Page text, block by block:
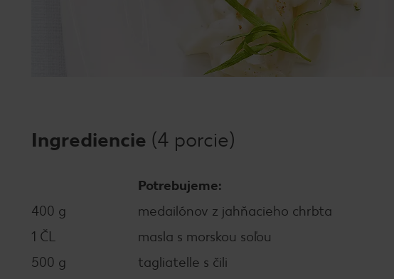
Ingrediencie (4 porcie)
Potrebujeme:
400 g
medailónov z jahňacieho chrbta
1 ČL
masla s morskou soľou
500 g
tagliatelle s čili